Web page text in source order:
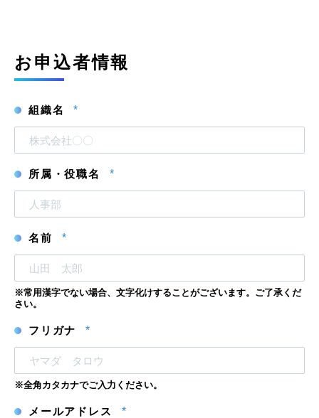
お申込者情報
組織名 *
所属・役職名 *
名前 *
※常用漢字でない場合、文字化けすることがございます。ご了承くだ
さい。
フリガナ *
※全角カタカナでご入力ください。
メールアドレス *